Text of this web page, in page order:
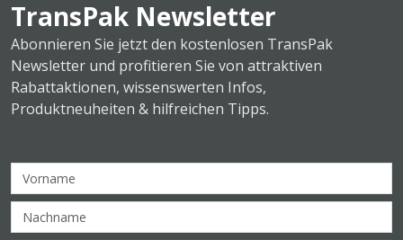
TransPak Newsletter
Abonnieren Sie jetzt den kostenlosen TransPak
Newsletter und profitieren Sie von attraktiven
Rabattaktionen, wissenswerten Infos,
Produktneuheiten & hilfreichen Tipps.